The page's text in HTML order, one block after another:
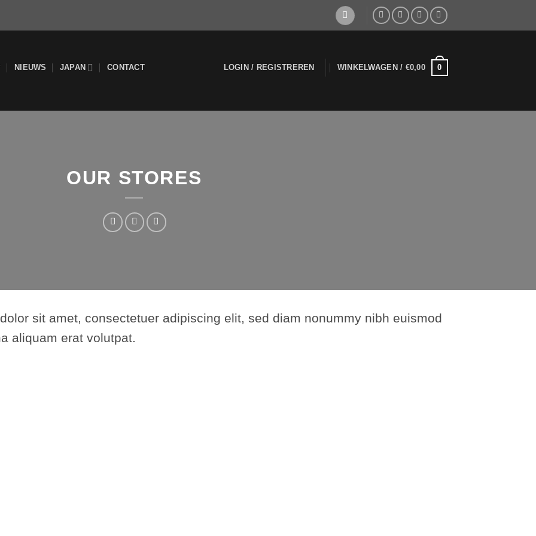
NIEUWS JAPAN CONTACT LOGIN / REGISTREREN WINKELWAGEN / €0,00 0
OUR STORES
sit amet, consectetuer adipiscing elit, sed diam nonummy nibh euismod
aliquam erat volutpat.